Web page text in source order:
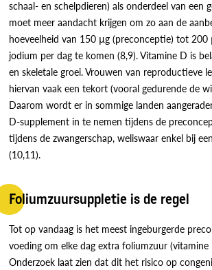
schaal- en schelpdieren) als onderdeel van een
moet meer aandacht krijgen om zo aan de
hoeveelheid van 150 µg (preconceptie) tot 200
jodium per dag te komen (8,9). Vitamine D is
en skeletale groei. Vrouwen van reproductieve
hiervan vaak een tekort (vooral gedurende de
Daarom wordt er in sommige landen
D-supplement in te nemen tijdens de
tijdens de zwangerschap, weliswaar enkel bij
(10,11).
Foliumzuursuppletie is de regel
Tot op vandaag is het meest ingeburgerde
voeding om elke dag extra foliumzuur
Onderzoek laat zien dat dit het risico op